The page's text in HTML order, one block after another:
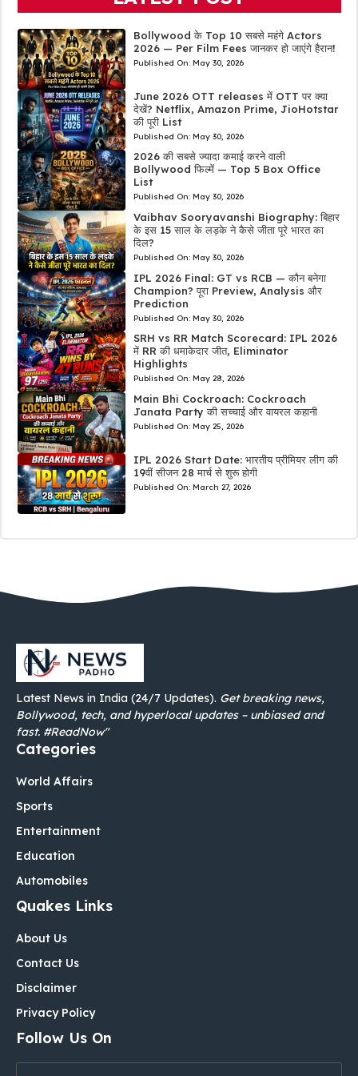
Bollywood के Top 10 सबसे महंगे Actors
2026 — Per Film Fees जानकर हो जाएंगे हैरान!
Published On: May 30, 2026
June 2026 OTT releases में OTT पर क्या
देखें? Netflix, Amazon Prime, JioHotstar
की पूरी List
Published On: May 30, 2026
2026 की सबसे ज्यादा कमाई करने वाली
Bollywood फिल्में — Top 5 Box Office
List
Published On: May 30, 2026
Vaibhav Sooryavanshi Biography: बिहार
के इस 15 साल के लड़के ने कैसे जीता पूरे भारत का
दिल?
Published On: May 30, 2026
IPL 2026 Final: GT vs RCB — कौन बनेगा
Champion? पूरा Preview, Analysis और
Prediction
Published On: May 30, 2026
SRH vs RR Match Scorecard: IPL 2026
में RR की धमाकेदार जीत, Eliminator
Highlights
Published On: May 28, 2026
Main Bhi Cockroach: Cockroach
Janata Party की सच्चाई और वायरल कहानी
Published On: May 25, 2026
IPL 2026 Start Date: भारतीय प्रीमियर लीग की
19वीं सीजन 28 मार्च से शुरू होगी
Published On: March 27, 2026
Latest News in India (24/7 Updates). Get breaking news,
Bollywood, tech, and hyperlocal updates – unbiased and
fast. #ReadNow"
Categories
World Affairs
Sports
Entertainment
Education
Automobiles
Quakes Links
About Us
Contact Us
Disclaimer
Privacy Policy
Follow Us On